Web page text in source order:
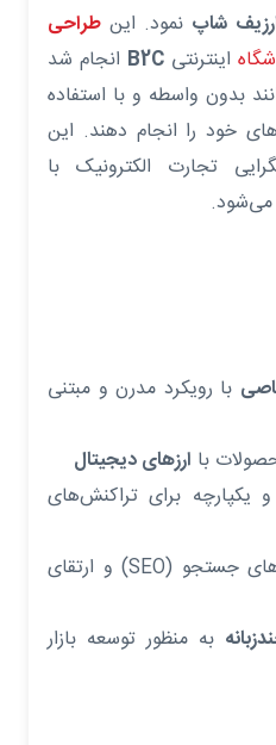
شاپ نمود. این طراحی
اینترنتیB2C انجام شد
بدون واسطه و با استفاده
خود را انجام دهند. این
تجارت الکترونیک با
با رویکرد مدرن و مبتنی
با ارزهای دیجیتال
یکپارچه برای تراکنش‌های
بهینه‌سازی برای موتورهای جستجو (SEO) و ارتقای
به منظور توسعه بازار